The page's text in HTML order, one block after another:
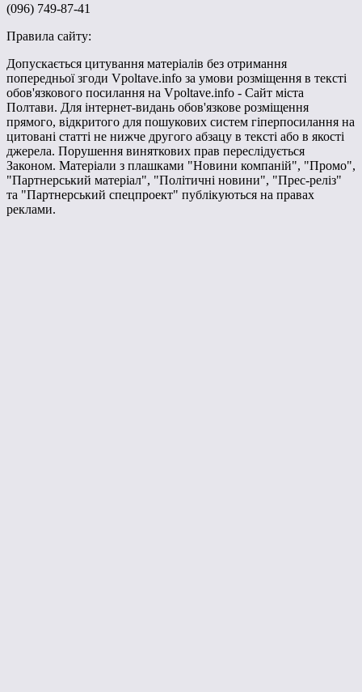
(096) 749-87-41
Правила сайту:
Допускається цитування матеріалів без отримання
попередньої згоди Vpoltave.info за умови розміщення в тексті
обов'язкового посилання на Vpoltave.info - Сайт міста
Полтави. Для інтернет-видань обов'язкове розміщення
прямого, відкритого для пошукових систем гіперпосилання на
цитовані статті не нижче другого абзацу в тексті або в якості
джерела. Порушення виняткових прав переслідується
Законом. Матеріали з плашками "Новини компаній", "Промо",
"Партнерський матеріал", "Політичні новини", "Прес-реліз"
та "Партнерський спецпроект" публікуються на правах
реклами.